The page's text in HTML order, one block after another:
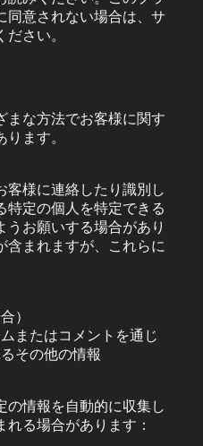
同意されない場合は、サ
さい。
まな方法でお客様に関す
ます。
客様に連絡したり識別し
特定の個人を特定できる
うお願いする場合があり
含まれますが、これらに
）
またはコメントを通じ
その他の情報
の情報を自動的に収集し
れる場合があります：